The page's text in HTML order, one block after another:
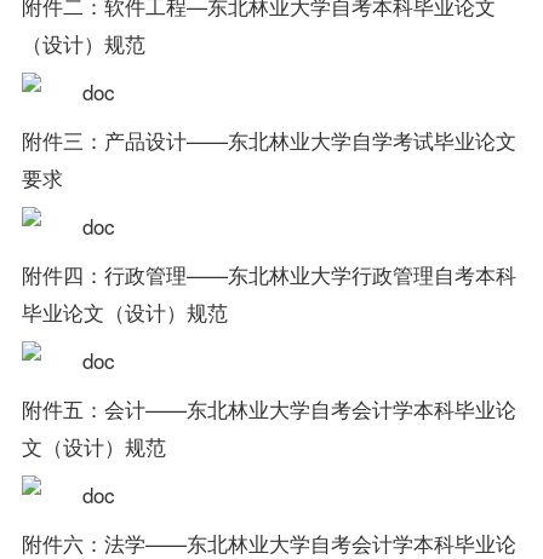
（设计）规范
附件三：产品设计——东北林业大学自学考试毕业论文
要求
附件四：行政管理——东北林业大学行政管理自考本科
毕业论文（设计）规范
附件五：会计——东北林业大学自考会计学本科毕业论
文（设计）规范
附件六：法学——东北林业大学自考会计学本科毕业论